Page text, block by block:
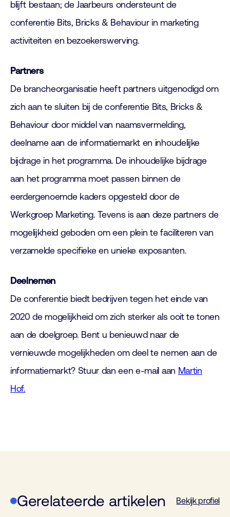
blijft bestaan; de Jaarbeurs ondersteunt de
conferentie Bits, Bricks & Behaviour in marketing
activiteiten en bezoekerswerving.
Partners
De brancheorganisatie heeft partners uitgenodigd om
zich aan te sluiten bij de conferentie Bits, Bricks &
Behaviour door middel van naamsvermelding,
deelname aan de informatiemarkt en inhoudelijke
bijdrage in het programma. De inhoudelijke bijdrage
aan het programma moet passen binnen de
eerdergenoemde kaders opgesteld door de
Werkgroep Marketing. Tevens is aan deze partners de
mogelijkheid geboden om een plein te faciliteren van
verzamelde specifieke en unieke exposanten.
Deelnemen
De conferentie biedt bedrijven tegen het einde van
2020 de mogelijkheid om zich sterker als ooit te tonen
aan de doelgroep. Bent u benieuwd naar de
vernieuwde mogelijkheden om deel te nemen aan de
informatiemarkt? Stuur dan een e-mail aan Martin
Hof.
Gerelateerde artikelen Bekijk profiel